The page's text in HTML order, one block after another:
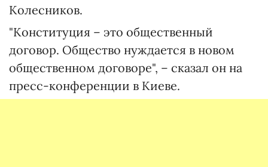
Колесников.
"Конституция – это общественный
договор. Общество нуждается в новом
общественном договоре", – сказал он на
пресс-конференции в Киеве.